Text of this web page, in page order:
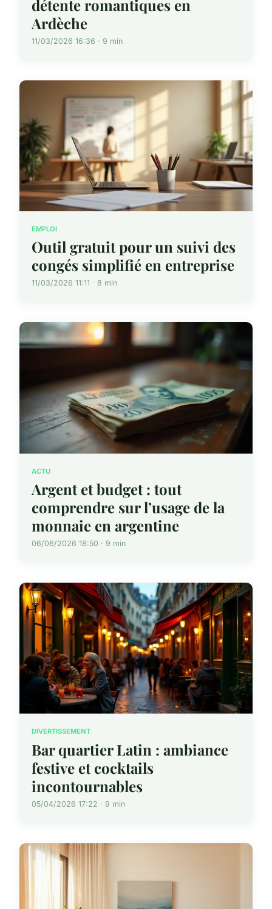
détente romantiques en
Ardèche
11/03/2026 16:36 · 9 min
EMPLOI
Outil gratuit pour un suivi des
congés simplifié en entreprise
11/03/2026 11:11 · 8 min
ACTU
Argent et budget : tout
comprendre sur l’usage de la
monnaie en argentine
06/06/2026 18:50 · 9 min
DIVERTISSEMENT
Bar quartier Latin : ambiance
festive et cocktails
incontournables
05/04/2026 17:22 · 9 min